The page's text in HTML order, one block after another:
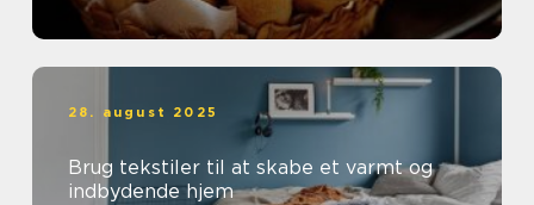
28. august 2025
Brug tekstiler til at skabe et varmt og
indbydende hjem